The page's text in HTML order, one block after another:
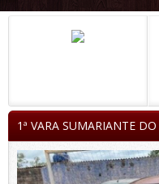
1ª VARA SUMARIANTE